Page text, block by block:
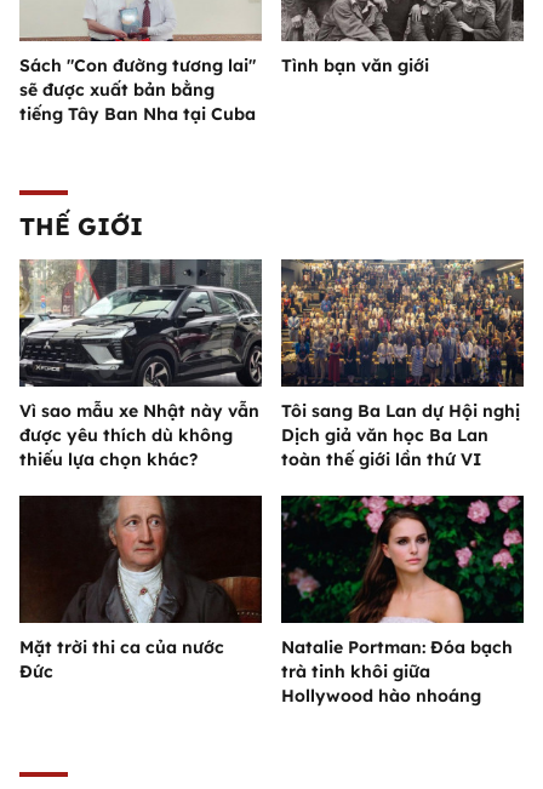
Sách "Con đường tương lai"
sẽ được xuất bản bằng
tiếng Tây Ban Nha tại Cuba
Tình bạn văn giới
THẾ GIỚI
Vì sao mẫu xe Nhật này vẫn
được yêu thích dù không
thiếu lựa chọn khác?
Tôi sang Ba Lan dự Hội nghị
Dịch giả văn học Ba Lan
toàn thế giới lần thứ VI
Mặt trời thi ca của nước
Đức
Natalie Portman: Đóa bạch
trà tinh khôi giữa
Hollywood hào nhoáng